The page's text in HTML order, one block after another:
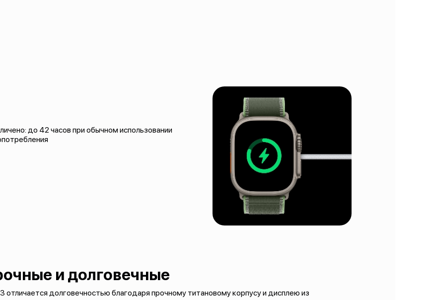
до 42 часов при обычном использовании
и долговечные
отличается долговечностью благодаря прочному титановому корпусу и дисплею из